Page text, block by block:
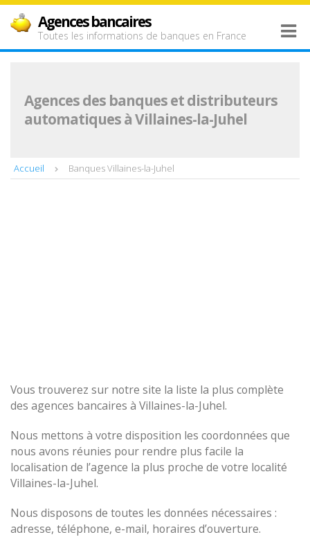
Agences bancaires
Toutes les informations de banques en France
Agences des banques et distributeurs
automatiques à Villaines-la-Juhel
Accueil Banques Villaines-la-Juhel
Vous trouverez sur notre site la liste la plus complète
des agences bancaires à Villaines-la-Juhel.
Nous mettons à votre disposition les coordonnées que
nous avons réunies pour rendre plus facile la
localisation de l’agence la plus proche de votre localité
Villaines-la-Juhel.
Nous disposons de toutes les données nécessaires :
adresse, téléphone, e-mail, horaires d’ouverture.